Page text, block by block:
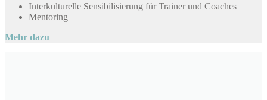
Interkulturelle Sensibilisierung für Trainer und Coaches
Mentoring
Mehr dazu